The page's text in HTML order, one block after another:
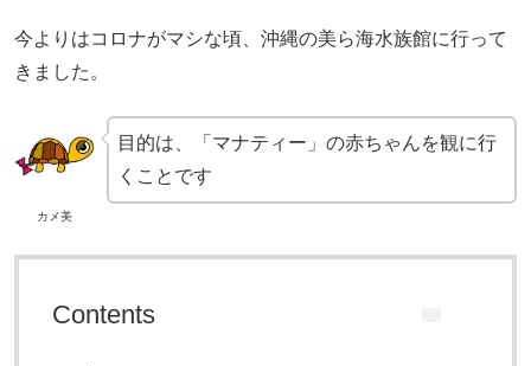
今よりはコロナがマシな頃、沖縄の美ら海水族館に行って
きました。
カメ美
目的は、「マナティー」の赤ちゃんを観に行
くことです
Contents